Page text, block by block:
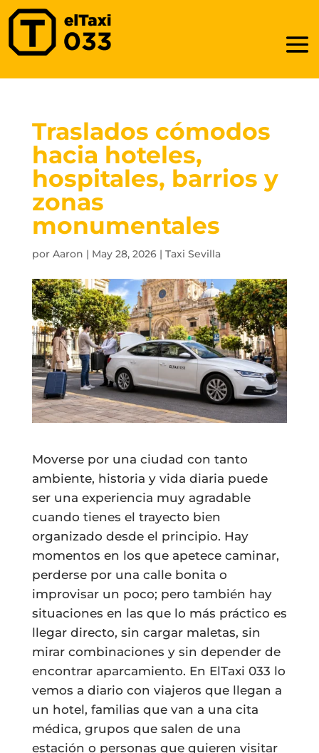
Traslados cómodos
hacia hoteles,
hospitales, barrios y
zonas
monumentales
por Aaron | May 28, 2026| Taxi Sevilla
Moverse por una ciudad con tanto
ambiente, historia y vida diaria puede
ser una experiencia muy agradable
cuando tienes el trayecto bien
organizado desde el principio. Hay
momentos en los que apetece caminar,
perderse por una calle bonita o
improvisar un poco; pero también hay
situaciones en las que lo más práctico es
llegar directo, sin cargar maletas, sin
mirar combinaciones y sin depender de
encontrar aparcamiento. En ElTaxi 033 lo
vemos a diario con viajeros que llegan a
un hotel, familias que van a una cita
médica, grupos que salen de una
estación o personas que quieren visitar